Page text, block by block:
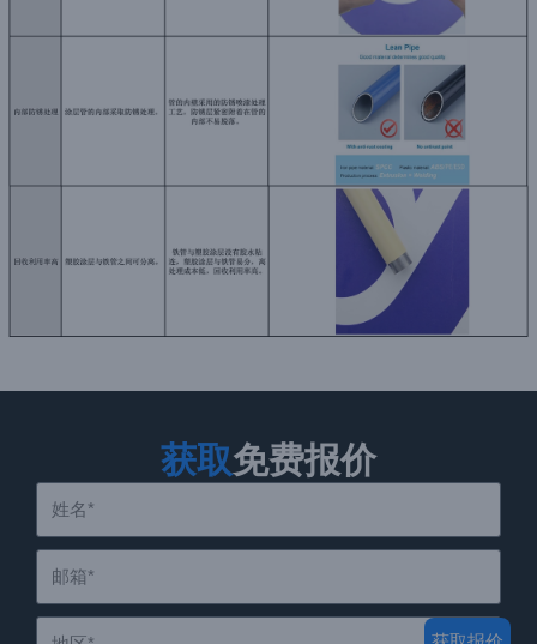
获取免费报价